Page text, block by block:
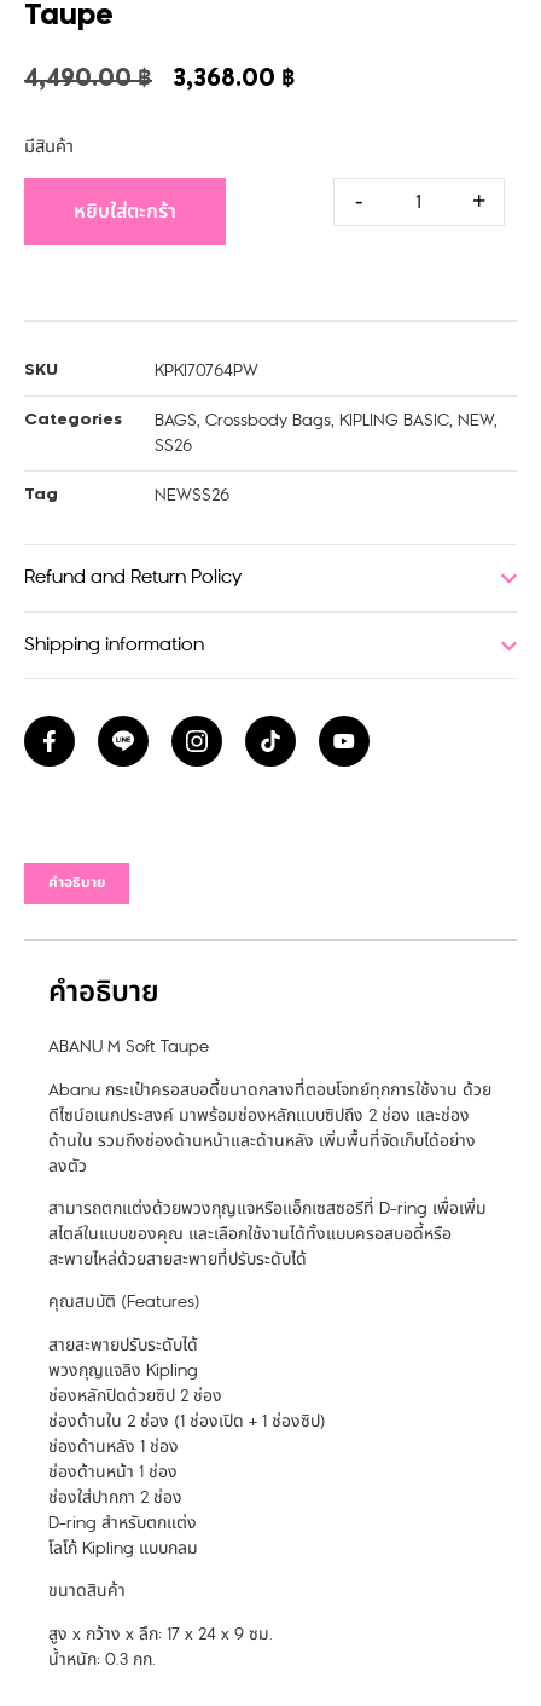
Taupe
4,490.00฿ 3,368.00 ฿
มีสินค้า
- +
หยิบใส่ตะกร้า
SKU KPKI70764PW
Categories BAGS, Crossbody Bags, KIPLING BASIC, NEW,
SS26
Tag NEWSS26
Refund and Return Policy
Shipping information
คำอธิบาย
คำอธิบาย
ABANU M Soft Taupe
Abanu กระเป๋าครอสบอดี้ขนาดกลางที่ตอบโจทย์ทุกการใช้งาน ด้วย
ดีไซน์อเนกประสงค์ มาพร้อมช่องหลักแบบซิปถึง 2 ช่อง และช่อง
ด้านใน รวมถึงช่องด้านหน้าและด้านหลัง เพิ่มพื้นที่จัดเก็บได้อย่าง
ลงตัว
สามารถตกแต่งด้วยพวงกุญแจหรือแอ็กเซสซอรีที่ D-ring เพื่อเพิ่ม
สไตล์ในแบบของคุณ และเลือกใช้งานได้ทั้งแบบครอสบอดี้หรือ
สะพายไหล่ด้วยสายสะพายที่ปรับระดับได้
คุณสมบัติ (Features)
สายสะพายปรับระดับได้
พวงกุญแจลิง Kipling
ช่องหลักปิดด้วยซิป 2 ช่อง
ช่องด้านใน 2 ช่อง (1 ช่องเปิด + 1 ช่องซิป)
ช่องด้านหลัง 1 ช่อง
ช่องด้านหน้า 1 ช่อง
ช่องใส่ปากกา 2 ช่อง
D-ring สำหรับตกแต่ง
โลโก้ Kipling แบบกลม
ขนาดสินค้า
สูง x กว้าง x ลึก: 17 x 24 x 9 ซม.
น้ำหนัก: 0.3 กก.